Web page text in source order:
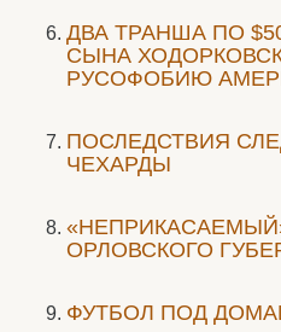
ДВА ТРАНША ПО
СЫНА
РУСОФОБИЮ
ПОСЛЕДСТВИЯ
ЧЕХАРДЫ
ОРЛОВСКОГО
ФУТБОЛ ПОД